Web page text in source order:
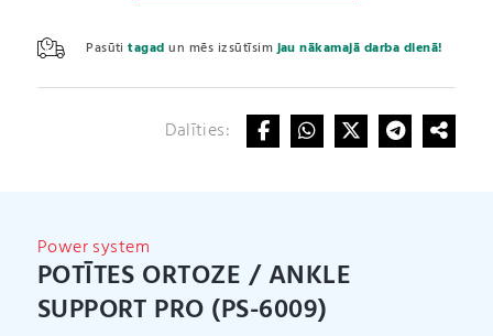
Ankle
support
pro
Pasūtitagad un mēs izsūtīsimjau nākamajā darba dienā!
e
r
n
Dalīties:
Power system
POTĪTES ORTOZE / ANKLE
SUPPORT PRO (PS-6009)